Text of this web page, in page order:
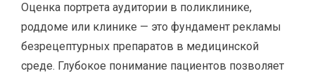
Оценка портрета аудитории в поликлинике,
роддоме или клинике — это фундамент рекламы
безрецептурных препаратов в медицинской
среде. Глубокое понимание пациентов позволяет